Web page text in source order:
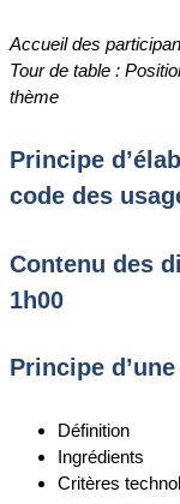
Accueil des
Tour de table :
thème
Principe
code des
Contenu des
1h00
Principe
Définition
Ingrédients
Critères